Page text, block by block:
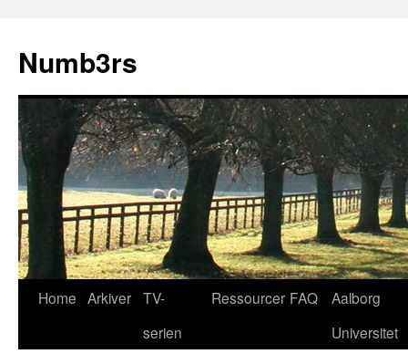
content
Numb3rs
Home Arkiver TV-
serien
Ressourcer FAQ
Aalborg
Universitet